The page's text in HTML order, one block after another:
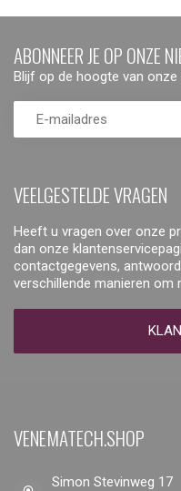
VEELGESTELDE VRAGEN
Heeft u vragen over onze
dan onze
contactgegevens,
verschillende manieren
ABONNEER JE OP ONZE
Blijf op de hoogte van
VENEMATECH.SHOP
Simon Stevinweg 17